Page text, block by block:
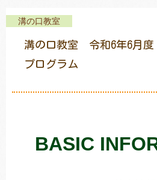
教室一覧
ご利用について
トレキング
溝の口教室
溝の口教室 令和6年6月
プログラム
BASIC